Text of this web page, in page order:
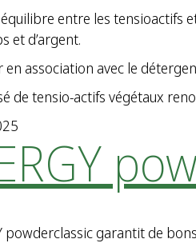
entre les tensioactifs
et d’argent.
en association avec le
de tensio-actifs végétaux
powderclassic garantit de